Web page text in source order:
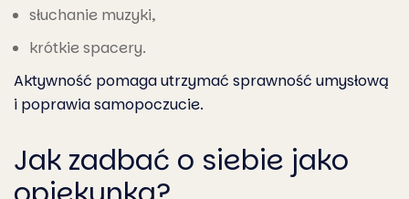
słuchanie muzyki,
krótkie spacery.
Aktywność pomaga utrzymać sprawność umysłową
i poprawia samopoczucie.
Jak zadbać o siebie jako